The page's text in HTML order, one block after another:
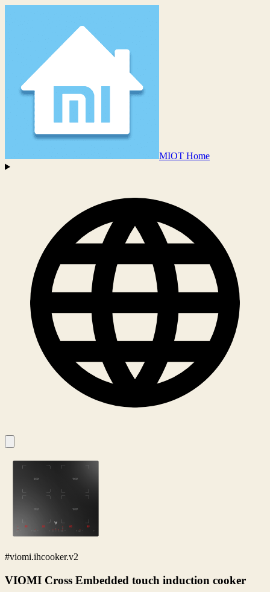
MIOT Home
#viomi.ihcooker.v2
VIOMI Cross Embedded touch induction cooker